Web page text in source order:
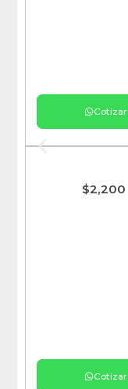
Cotizar
$2,200
Cotizar